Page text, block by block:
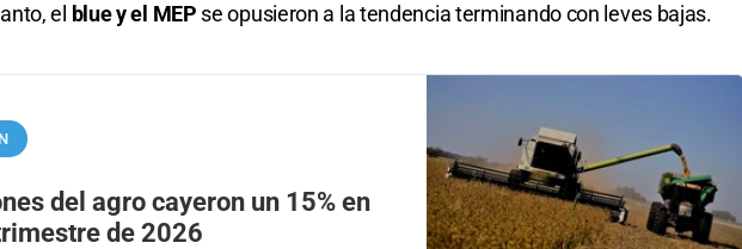
el blue y el MEP se opusieron a la tendenciaterminando con leves bajas.
del agro cayeron un 15% en
de 2026